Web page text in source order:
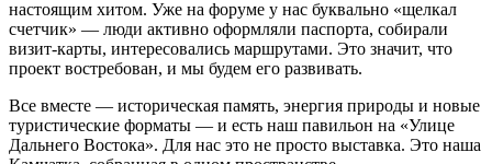
настоящим хитом. Уже на форуме у нас буквально «щелкал
счетчик» — люди активно оформляли паспорта, собирали
визит-карты, интересовались маршрутами. Это значит, что
проект востребован, и мы будем его развивать.
Все вместе — историческая память, энергия природы и новые
туристические форматы — и есть наш павильон на «Улице
Дальнего Востока». Для нас это не просто выставка. Это наша